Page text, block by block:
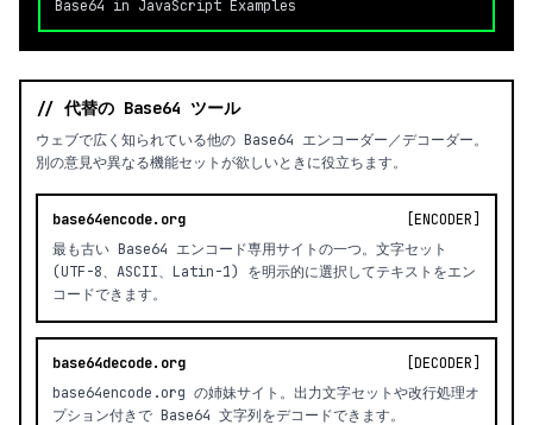
Base64 in JavaScript Examples
// 代替の Base64 ツール
ウェブで広く知られている他の Base64 エンコーダー／デコーダー。
別の意見や異なる機能セットが欲しいときに役立ちます。
base64encode.org
[ENCODER]
最も古い Base64 エンコード専用サイトの一つ。文字セット
(UTF-8、ASCII、Latin-1) を明示的に選択してテキストをエン
コードできます。
base64decode.org
[DECODER]
base64encode.org の姉妹サイト。出力文字セットや改行処理オ
プション付きで Base64 文字列をデコードできます。